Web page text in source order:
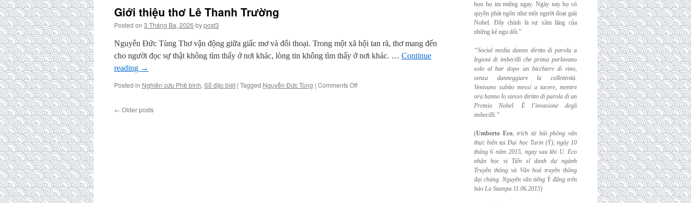
Giải
Thơ
–
Giới thiệu thơ Lê Thanh Trường
Posted on 3 Tháng Ba, 2026 bypost3
Nguyễn Đức Tùng Thơ vận động giữa giấc mơ và đối thoại. Trong một xã hội tan rã, thơ mang đến
cho người đọc sự thật không tìm thấy ở nơi khác, lòng tin không tìm thấy ở nơi khác. … Continue
reading →
Posted in Nghiên cứu Phê bình, Số đặc biệt | Tagged Nguyễn Đức Tùng | Comments Offon
← Older posts
bọn họ im miệng ngay. Ngày nay họ có
quyền phát ngôn như một người đoạt giải
Nobel. Đây chính là sự xâm lăng của
những kẻ ngu dốt.”
“Social media danno diritto di parola a
legioni di imbecilli che prima parlavano
solo albar dopo un bicchiere di vino,
senza danneggiare la collettività.
Venivano subito messi a tacere, mentre
ora hanno lo stesso diritto di parola di un
Premio Nobel. È l’invasione degli
imbecilli.”
(Umberto Eco,trích từ bài phỏng vấn
thực hiện tại Đại học Turin (Ý), ngày 10
tháng 6 năm 2015, ngay sau khi U. Eco
nhận học vị Tiến sĩ danh dự ngành
Truyền thông và Văn hoá truyền thông
đại chúng. Nguyên văn tiếng Ý đăng trên
báo La Stampa 11.06.2015)